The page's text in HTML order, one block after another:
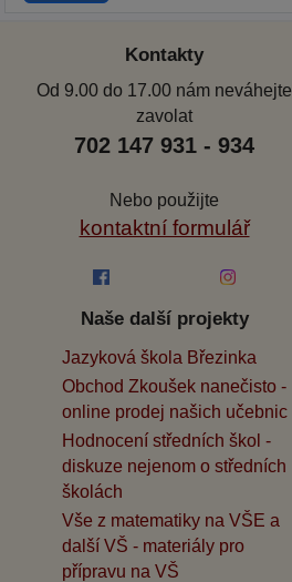
Kontakty
Od 9.00 do 17.00 nám neváhejte
zavolat
702 147 931 - 934
Nebo použijte
kontaktní formulář
Naše další projekty
Jazyková škola Březinka
Obchod Zkoušek nanečisto -
online prodej našich učebnic
Hodnocení středních škol -
diskuze nejenom o středních
školách
Vše z matematiky na VŠE a
další VŠ - materiály pro
přípravu na VŠ